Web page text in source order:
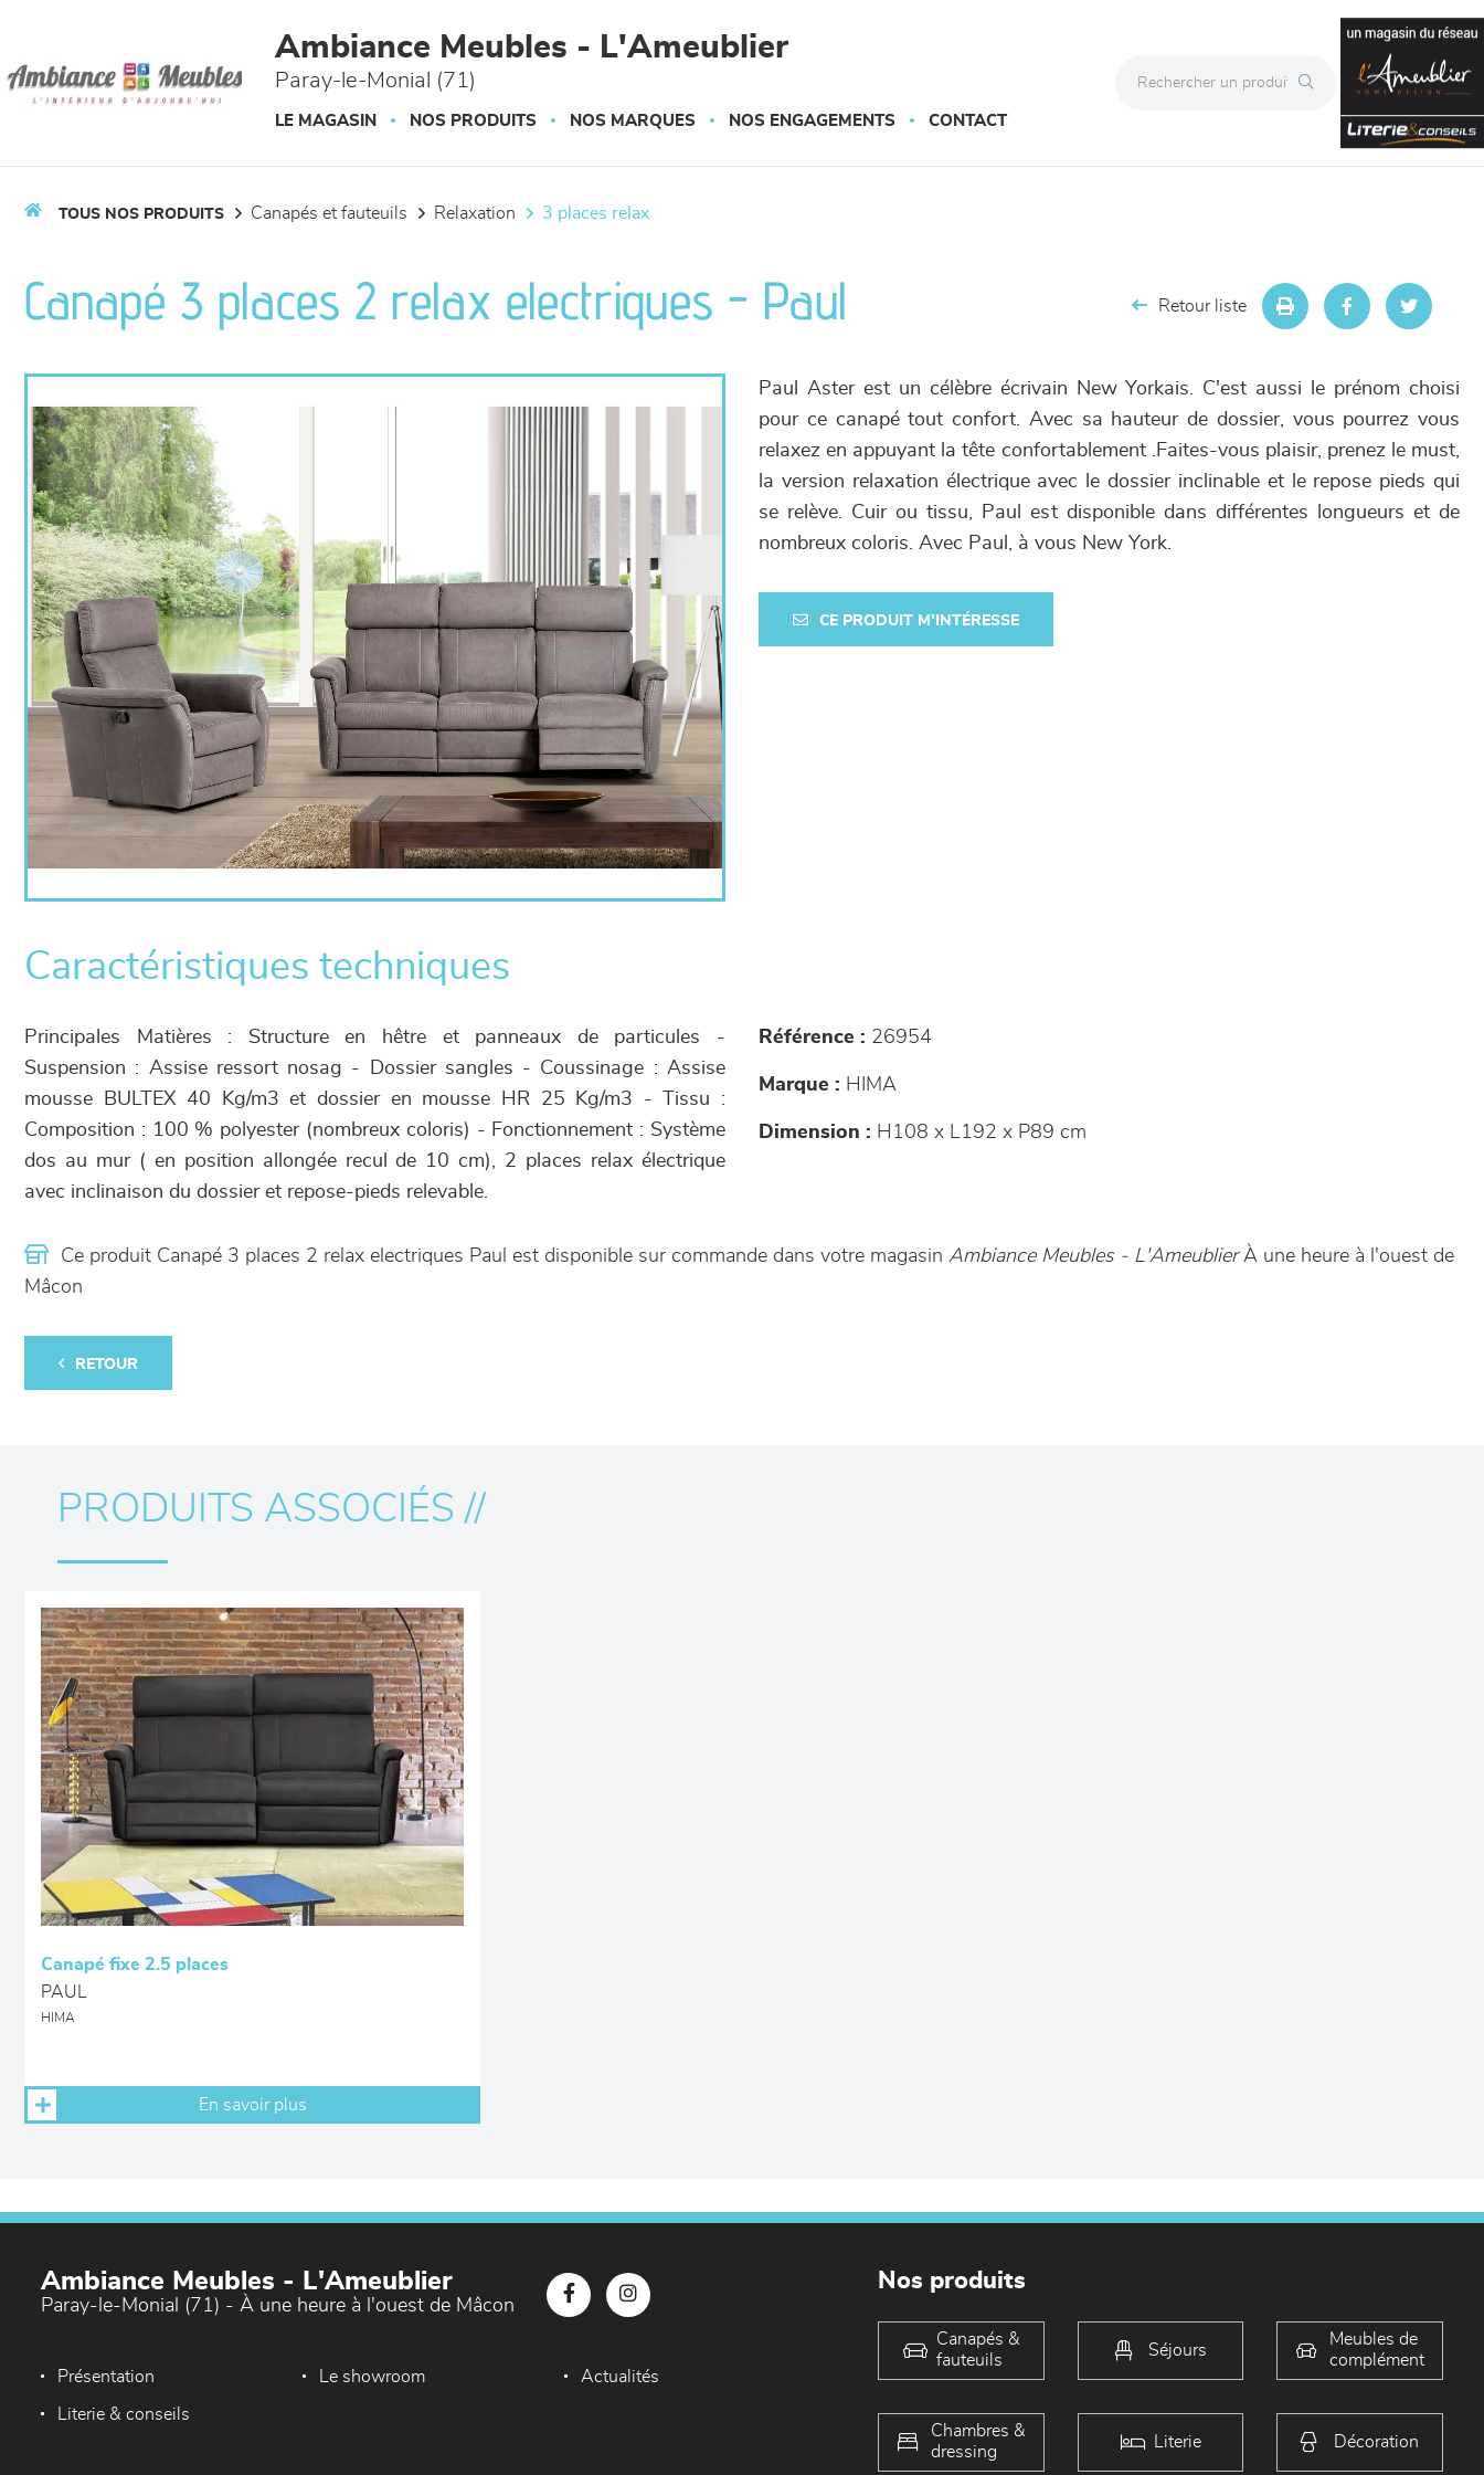
Ambiance Meubles - L'Ameublier
Paray-le-Monial (71)
LE MAGASIN NOS PRODUITS NOS MARQUES NOS ENGAGEMENTS CONTACT
TOUS NOS PRODUITS canapés et fauteuils relaxation 3 places relax
Canapé 3 places 2 relax electriques - Paul Retour liste
Paul Aster est un célèbre écrivain New Yorkais. C'est aussi le prénom choisi
pour ce canapé tout confort. Avec sa hauteur de dossier, vous pourrez vous
relaxez en appuyant la tête confortablement .Faites-vous plaisir, prenez le must,
la version relaxation électrique avec le dossier inclinable et le repose pieds qui
se relève. Cuir ou tissu, Paul est disponible dans différentes longueurs et de
nombreux coloris. Avec Paul, à vous New York.
CE PRODUIT M'INTÉRESSE
Caractéristiques techniques
Principales Matières : Structure en hêtre et panneaux de particules -
Suspension : Assise ressort nosag - Dossier sangles - Coussinage : Assise
mousse BULTEX 40 Kg/m3 et dossier en mousse HR 25 Kg/m3 - Tissu :
Composition : 100 % polyester (nombreux coloris) - Fonctionnement : Système
dos au mur ( en position allongée recul de 10 cm), 2 places relax électrique
avec inclinaison du dossier et repose-pieds relevable.
Référence : 26954
Marque : HIMA
Dimension : H108 x L192 x P89 cm
Ce produit Canapé 3 places 2 relax electriques Paul est disponible sur commande dans votre magasin Ambiance Meubles - L'AmeublierÀ une heure à l'ouest de
Mâcon
RETOUR
PRODUITS ASSOCIÉS //
Canapé fixe 2.5 places
PAUL
HIMA
En savoir plus
Ambiance Meubles - L'Ameublier
Paray-le-Monial (71) - À une heure à l'ouest de Mâcon
Présentation Le showroom Actualités
Literie & conseils
Nos produits
Canapés &
fauteuils
Séjours
Meubles de
complément
Chambres &
dressing
Literie Décoration